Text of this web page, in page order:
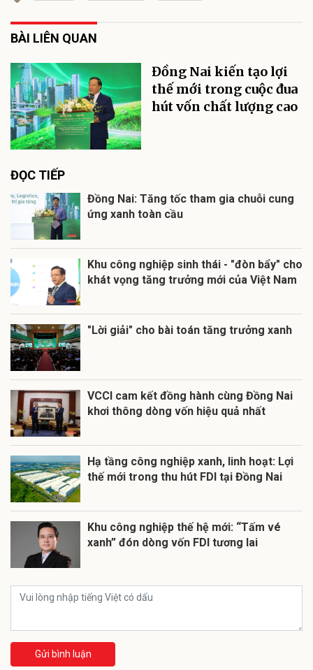
BÀI LIÊN QUAN
Đồng Nai kiến tạo lợi
thế mới trong cuộc đua
hút vốn chất lượng cao
ĐỌC TIẾP
Đồng Nai: Tăng tốc tham gia chuỗi cung
ứng xanh toàn cầu
Khu công nghiệp sinh thái - "đòn bẩy" cho
khát vọng tăng trưởng mới của Việt Nam
"Lời giải" cho bài toán tăng trưởng xanh
VCCI cam kết đồng hành cùng Đồng Nai
khơi thông dòng vốn hiệu quả nhất
Hạ tầng công nghiệp xanh, linh hoạt: Lợi
thế mới trong thu hút FDI tại Đồng Nai
Khu công nghiệp thế hệ mới: “Tấm vé
xanh” đón dòng vốn FDI tương lai
Gửi bình luận